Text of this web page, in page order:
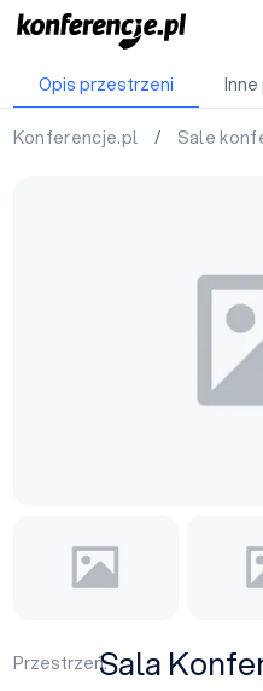
Opis przestrzeni
Konferencje.pl / Sale
Przestrzeń:Sala